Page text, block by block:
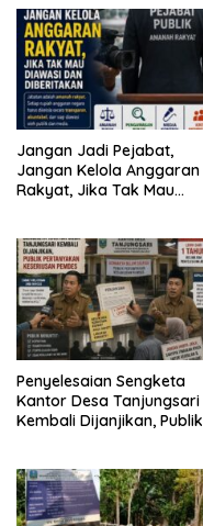
Jangan Jadi Pejabat,
Jangan Kelola Anggaran
Rakyat, Jika Tak Mau
Penyelesaian Sengketa
Kantor Desa Tanjungsari
Kembali Dijanjikan, Publik